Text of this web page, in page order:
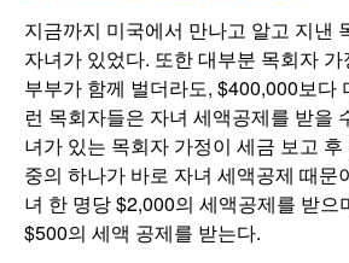
지금까지 미국에서 만나고 알고 지낸
자녀가 있었다. 또한 대부분 목회자
부부가 함께 벌더라도, $400,000보다
런 목회자들은 자녀 세액공제를 받을
녀가 있는 목회자 가정이 세금 보고
중의 하나가 바로 자녀 세액공제 때문
녀 한 명당 $2,000의 세액공제를 받으
$500의 세액 공제를 받는다.